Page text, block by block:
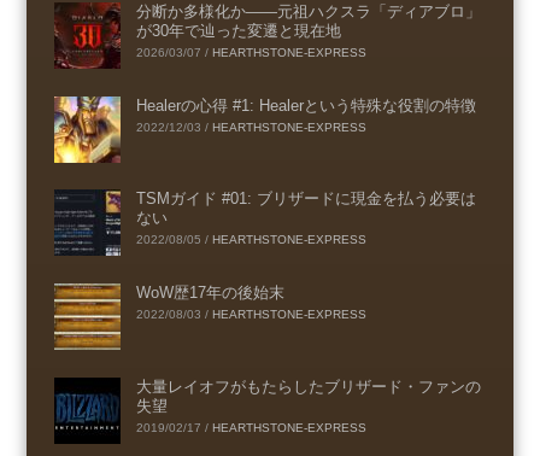
分断か多様化か――元祖ハクスラ「ディアブロ」
が30年で辿った変遷と現在地
2026/03/07 / HEARTHSTONE-EXPRESS
Healerの心得 #1: Healerという特殊な役割の特徴
2022/12/03 / HEARTHSTONE-EXPRESS
TSMガイド #01: ブリザードに現金を払う必要は
ない
2022/08/05 / HEARTHSTONE-EXPRESS
WoW歴17年の後始末
2022/08/03 / HEARTHSTONE-EXPRESS
大量レイオフがもたらしたブリザード・ファンの
失望
2019/02/17 / HEARTHSTONE-EXPRESS